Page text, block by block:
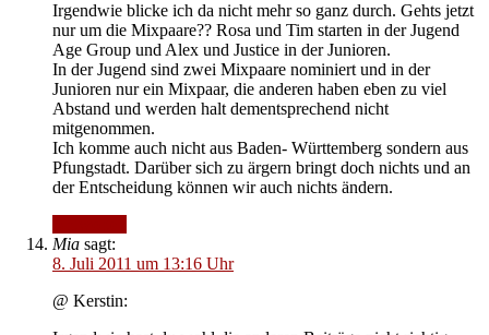
Irgendwie blicke ich da nicht mehr so ganz durch. Gehts jetzt
nur um die Mixpaare?? Rosa und Tim starten in der Jugend
Age Group und Alex und Justice in der Junioren.
In der Jugend sind zwei Mixpaare nominiert und in der
Junioren nur ein Mixpaar, die anderen haben eben zu viel
Abstand und werden halt dementsprechend nicht
mitgenommen.
Ich komme auch nicht aus Baden- Württemberg sondern aus
Pfungstadt. Darüber sich zu ärgern bringt doch nichts und an
der Entscheidung können wir auch nichts ändern.
Mia sagt:
8. Juli 2011 um 13:16 Uhr
@ Kerstin: